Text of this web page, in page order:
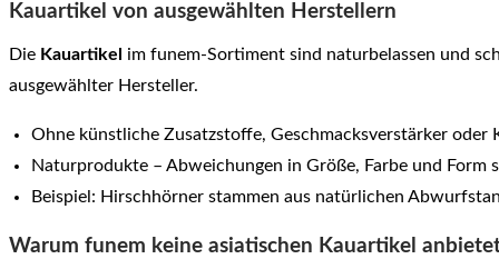
Kauartikel von ausgewählten Herstellern
Die Kauartikel
im funem-Sortiment sind naturbelassen und
ausgewählter Hersteller.
Ohne künstliche Zusatzstoffe, Geschmacksverstärker oder
Naturprodukte – Abweichungen in Größe, Farbe und Form
Beispiel: Hirschhörner stammen aus natürlichen
Warum funem keine asiatischen Kauartikel